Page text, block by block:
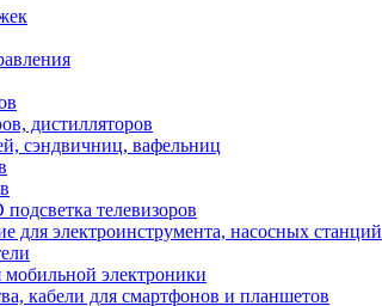
дистилляторов
сэндвичниц, вафельниц
телевизоров
для электроинструмента, насосных станций
мобильной электроники
кабели для смартфонов и планшетов